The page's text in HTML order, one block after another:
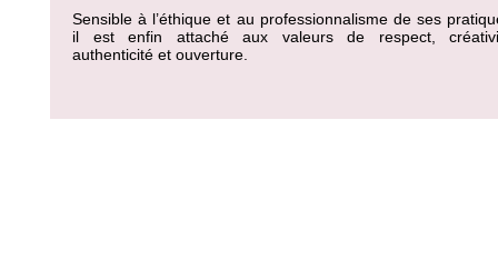
Sensible à l’éthique et au professionnalisme de ses
il est enfin attaché aux valeurs de respect,
authenticité et ouverture.